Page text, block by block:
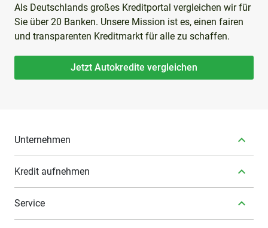
Als Deutschlands großes Kreditportal vergleichen wir für
Sie über 20 Banken. Unsere Mission ist es, einen fairen
und transparenten Kreditmarkt für alle zu schaffen.
Jetzt Autokredite vergleichen
Unternehmen
Kredit aufnehmen
Service